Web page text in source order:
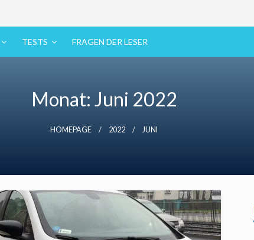
TESTS FRAGEN DER LESER
Monat: Juni 2022
HOMEPAGE 2022 JUNI